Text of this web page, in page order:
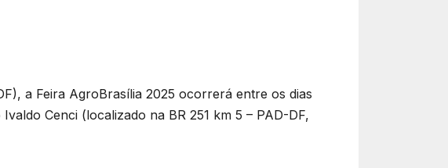
a Feira AgroBrasília 2025 ocorrerá entre os dias
Cenci (localizado na BR 251 km 5 – PAD-DF,